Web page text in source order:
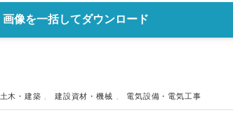
画像を一括してダウンロード
土木・建築 、建設資材・機械 電気設備・電気工事